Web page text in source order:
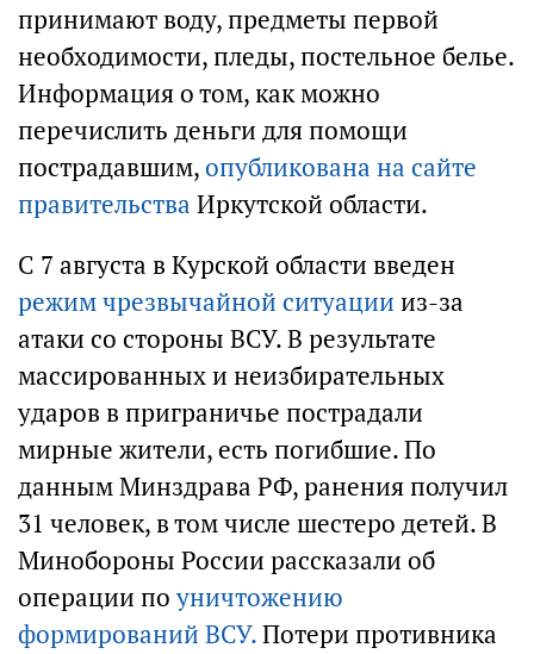
принимают воду, предметы первой
необходимости, пледы, постельное белье.
Информация о том, как можно
перечислить деньги для помощи
пострадавшим,опубликована на сайте
правительства Иркутской области.
С 7 августа в Курской области введен
режим чрезвычайной ситуации из-за
атаки со стороны ВСУ. В результате
массированных и неизбирательных
ударов в приграничье пострадали
мирные жители, есть погибшие. По
данным Минздрава РФ, ранения получил
31 человек, в том числе шестеро детей. В
Минобороны России рассказали об
операции поуничтожению
формирований ВСУ.Потери противника